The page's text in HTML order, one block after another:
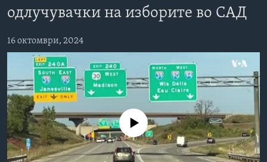
страната
навигација
Пребарувај
ЕКОНОМИЈА
ПОЛИТИКА
ЗДРАВЈЕ
НАУКА
УМЕТНОСТ И ЗАБАВА
ИНТЕРВЈУА
NEWSFLASH - АРХИВА
ВЕСТИ ОД САД ВО МИНУТА - АРХИВА
ИЗБОРИ ВО САД 2020 - АРХИВА
ЗА НАС
Learning English
НАКУСО...
Јазици
одлучувачки на изборите во САД
16 октомври, 2024
No media source currently available